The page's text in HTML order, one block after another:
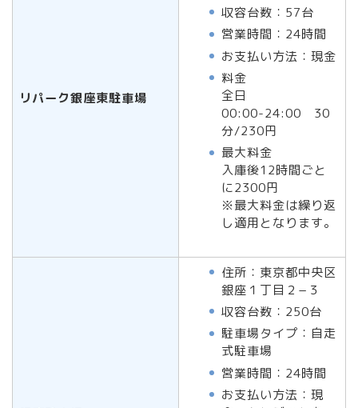
リパーク銀座東駐車場
収容台数：57台
営業時間：24時間
お支払い方法：現金
料金
全日
00:00-24:00 30
分/230円
最大料金
入庫後12時間ごと
に2300円
※最大料金は繰り返
し適用となります。
住所：東京都中央区
銀座１丁目２−３
収容台数：250台
駐車場タイプ：自走
式駐車場
営業時間：24時間
お支払い方法：現